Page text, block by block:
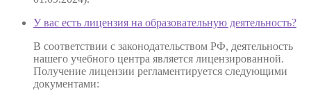
У вас есть лицензия на образовательную деятельность?
В соответствии с законодательством РФ, деятельность
нашего учебного центра является лицензированной.
Получение лицензии регламентируется следующими
документами: